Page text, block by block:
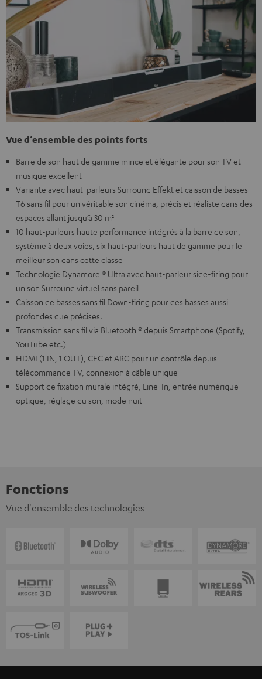
Vue d’ensemble des points forts
Barre de son haut de gamme mince et élégante pour son TV et
musique excellent
Variante avec haut-parleurs Surround Effekt et caisson de basses
T6 sans fil pour un véritable son cinéma, précis et réaliste dans des
espaces allant jusqu’à 30 m²
10 haut-parleurs haute performance intégrés à la barre de son,
système à deux voies, six haut-parleurs haut de gamme pour le
meilleur son dans cette classe
Technologie Dynamore ® Ultra avec haut-parleur side-firing pour
un son Surround virtuel sans pareil
Caisson de basses sans fil Down-firing pour des basses aussi
profondes que précises.
Transmission sans fil via Bluetooth ® depuis Smartphone (Spotify,
YouTube etc.)
HDMI (1 IN, 1 OUT), CEC et ARC pour un contrôle depuis
télécommande TV, connexion à câble unique
Support de fixation murale intégré, Line-In, entrée numérique
optique, réglage du son, mode nuit
Fonctions
Vue d'ensemble des technologies